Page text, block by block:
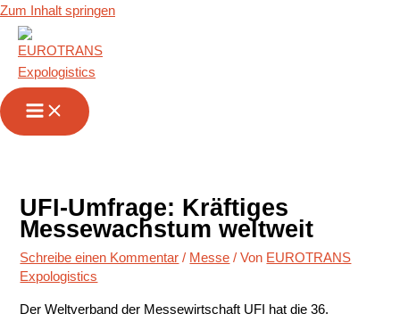
Zum Inhalt springen
UFI-Umfrage: Kräftiges
Messewachstum weltweit
Schreibe einen Kommentar / Messe / Von EUROTRANS
Expologistics
Der Weltverband der Messewirtschaft UFI hat die 36.